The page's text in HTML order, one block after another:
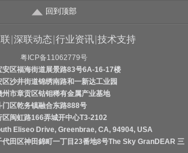
回到顶部
深联动态 行业资讯 技术支持
粤ICP备11062779号
安区福海街道展景路83号6A-16-17楼
沙井街道锦绣南路和一新达工业园
市章贡区钴钼稀有金属产业基地
区乾务镇融合东路888号
闽虹路166弄城开中心T3-2102
Eliseo Drive, Greenbrae, CA, 94904, USA
代田区神田錦町一丁目23番地8号The Sky GranDEAR 三